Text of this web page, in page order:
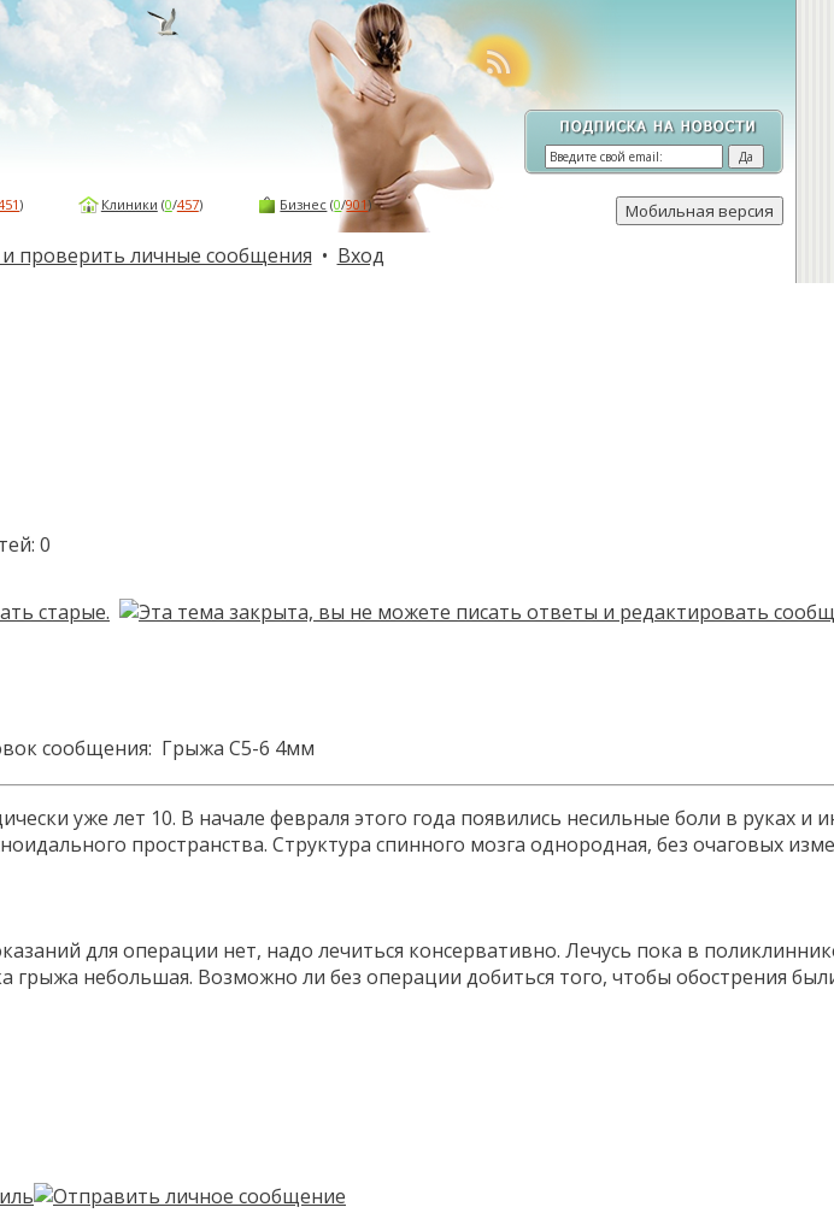
) Клиники (0/457) Бизнес (0/901)
проверить личные сообщения • Вход
0
сообщения: Грыжа С5-6 4мм
уже лет 10. В начале февраля этого года появились несильные боли в
пространства. Структура спинного мозга однородная, без очаговых
для операции нет, надо лечиться консервативно. Лечусь пока в
небольшая. Возможно ли без операции добиться того, чтобы обострения